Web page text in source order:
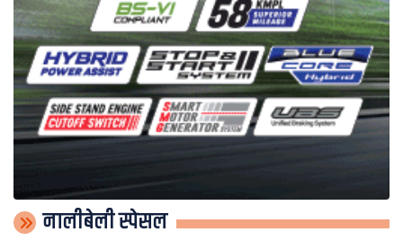
नालीबेली स्पेसल